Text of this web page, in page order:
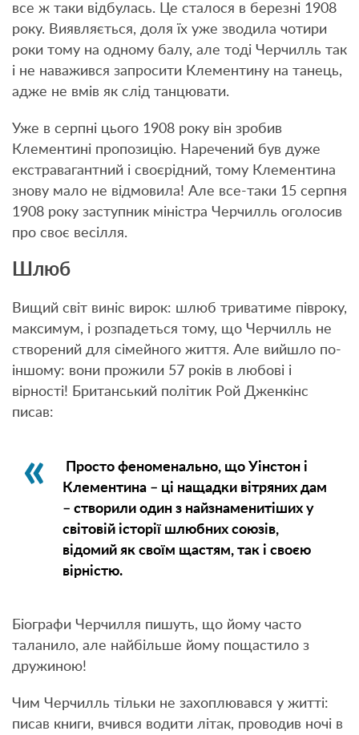
все ж таки відбулась. Це сталося в березні 1908
року. Виявляється, доля їх уже зводила чотири
роки тому на одному балу, але тоді Черчилль так
і не наважився запросити Клементину на танець,
адже не вмів як слід танцювати.
Уже в серпні цього 1908 року він зробив
Клементині пропозицію. Наречений був дуже
екстравагантний і своєрідний, тому Клементина
знову мало не відмовила! Але все-таки 15 серпня
1908 року заступник міністра Черчилль оголосив
про своє весілля.
Шлюб
Вищий світ виніс вирок: шлюб триватиме півроку,
максимум, і розпадеться тому, що Черчилль не
створений для сімейного життя. Але вийшло по-
іншому: вони прожили 57 років в любові і
вірності! Британський політик Рой Дженкінс
писав:
Просто феноменально, що Уінстон і
Клементина – ці нащадки вітряних дам
– створили один з найзнаменитіших у
світовій історії шлюбних союзів,
відомий як своїм щастям, так і своєю
вірністю.
Біографи Черчилля пишуть, що йому часто
таланило, але найбільше йому пощастило з
дружиною!
Чим Черчилль тільки не захоплювався у житті:
писав книги, вчився водити літак, проводив ночі в